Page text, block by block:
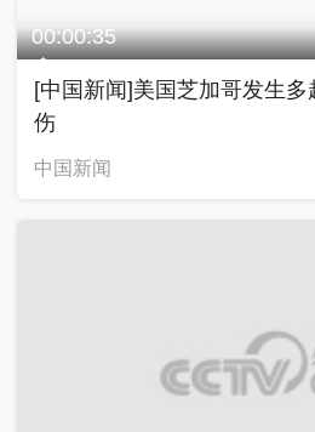
00:00:35
[中国新闻]美国芝加哥发生
伤
中国新闻